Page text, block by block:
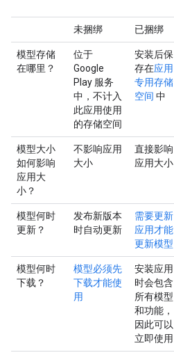
未捆绑 已捆绑
模型存储
在哪里？
位于
Google
Play 服务
中，不计入
此应用使用
的存储空间
安装后保
存在应用
专用存储
空间 中
模型大小
如何影响
应用大
小？
不影响应用
大小
直接影响
应用大小
模型何时
更新？
发布新版本
时自动更新
需要更新
应用才能
更新模型
模型何时
下载？
模型必须先
下载才能使
用
安装应用
时会包含
所有模型
和功能，
因此可以
立即使用